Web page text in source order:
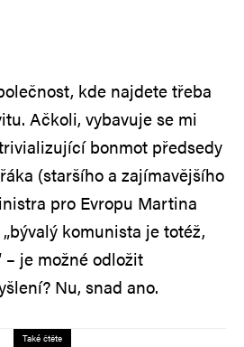
kde najdete třeba
Ačkoli, vybavuje se mi
bonmot předsedy
(staršího a zajímavějšího
pro Evropu Martina
komunista je totéž,
– je možné odložit
Nu, snad ano.
Také čtěte